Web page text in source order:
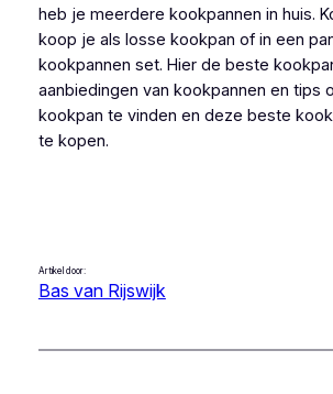
heb je meerdere kookpannen in huis.
koop je als losse kookpan of in een
kookpannen set. Hier de beste
aanbiedingen van kookpannen en tips
kookpan te vinden en deze beste
te kopen.
Artikel door:
Bas van Rijswijk